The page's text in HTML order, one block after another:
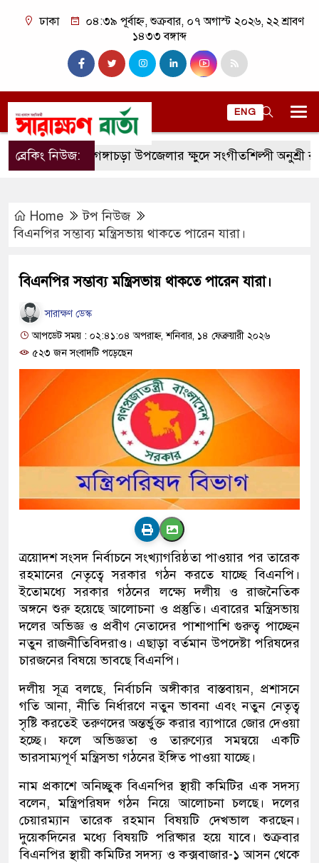
ঢাকা
০৪:৩৯ পূর্বাহ্ন, শুক্রবার, ০৭ অগাস্ট ২০২৬, ২২ শ্রাবণ
১৪৩৩ বঙ্গাব্দ
ENG
ব্রেকিং নিউজ:
রংপুরের গঙ্গাচড়া উপজেলার ক্ষুদে সংগীতশিল্পী অনুশ্রী রায়ের
Home
টপ নিউজ
বিএনপির সম্ভাব্য মন্ত্রিসভায় থাকতে পারেন যারা।
বিএনপির সম্ভাব্য মন্ত্রিসভায় থাকতে পারেন যারা।
সারাক্ষণ ডেস্ক
আপডেট সময় : ০২:৪১:০৪ অপরাহ্ন, শনিবার, ১৪ ফেব্রুয়ারী ২০২৬
৫২৩ জন সংবাদটি পড়েছেন
ত্রয়োদশ সংসদ নির্বাচনে সংখ্যাগরিষ্ঠতা পাওয়ার পর তারেক
রহমানের নেতৃত্বে সরকার গঠন করতে যাচ্ছে বিএনপি।
ইতোমধ্যে সরকার গঠনের লক্ষ্যে দলীয় ও রাজনৈতিক
অঙ্গনে শুরু হয়েছে আলোচনা ও প্রস্তুতি। এবারের মন্ত্রিসভায়
দলের অভিজ্ঞ ও প্রবীণ নেতাদের পাশাপাশি গুরুত্ব পাচ্ছেন
নতুন রাজনীতিবিদরাও। এছাড়া বর্তমান উপদেষ্টা পরিষদের
চারজনের বিষয়ে ভাবছে বিএনপি।
দলীয় সূত্র বলছে, নির্বাচনি অঙ্গীকার বাস্তবায়ন, প্রশাসনে
গতি আনা, নীতি নির্ধারণে নতুন ভাবনা এবং নতুন নেতৃত্ব
সৃষ্টি করতেই তরুণদের অন্তর্ভুক্ত করার ব্যাপারে জোর দেওয়া
হচ্ছে। ফলে অভিজ্ঞতা ও তারুণ্যের সমন্বয়ে একটি
ভারসাম্যপূর্ণ মন্ত্রিসভা গঠনের ইঙ্গিত পাওয়া যাচ্ছে।
নাম প্রকাশে অনিচ্ছুক বিএনপির স্থায়ী কমিটির এক সদস্য
বলেন, মন্ত্রিপরিষদ গঠন নিয়ে আলোচনা চলছে। দলের
চেয়ারম্যান তারেক রহমান বিষয়টি দেখভাল করছেন।
দুয়েকদিনের মধ্যে বিষয়টি পরিষ্কার হয়ে যাবে। শুক্রবার
বিএনপির স্থায়ী কমিটির সদস্য ও কক্সবাজার-১ আসন থেকে